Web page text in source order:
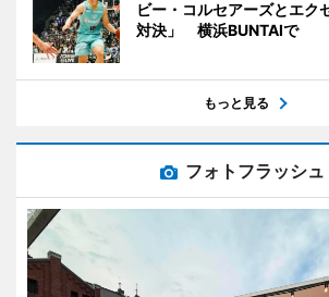
ビー・コルセアーズとエク
対決」 横浜BUNTAIで
もっと見る
フォトフラッシュ